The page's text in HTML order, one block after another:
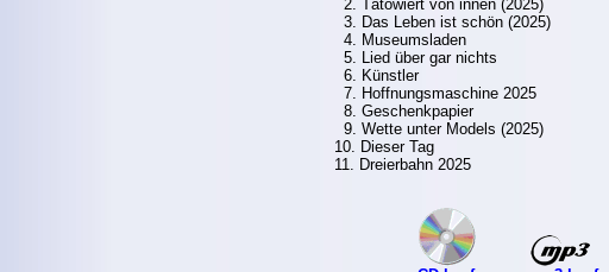
2. Tätowiert von innen (2025)
3. Das Leben ist schön (2025)
4. Museumsladen
5. Lied über gar nichts
6. Künstler
7. Hoffnungsmaschine 2025
8. Geschenkpapier
9. Wette unter Models (2025)
10. Dieser Tag
11. Dreierbahn 2025